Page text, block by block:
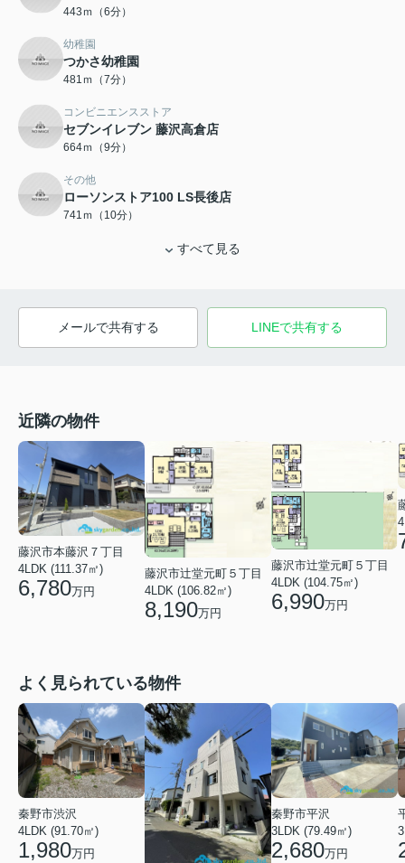
443ｍ（6分）
幼稚園
つかさ幼稚園
481ｍ（7分）
コンビニエンスストア
セブンイレブン 藤沢高倉店
664ｍ（9分）
その他
ローソンストア100 LS長後店
741ｍ（10分）
すべて見る
メールで共有する LINEで共有する
近隣の物件
藤沢市本藤沢７丁目
4LDK (111.37㎡)
6,780万円
藤沢市辻堂元町５丁目
4LDK (106.82㎡)
8,190万円
藤沢市辻堂元町５丁目
4LDK (104.75㎡)
6,990万円
よく見られている物件
秦野市渋沢
4LDK (91.70㎡)
1,980万円
秦野市平沢
3LDK (79.49㎡)
2,680万円